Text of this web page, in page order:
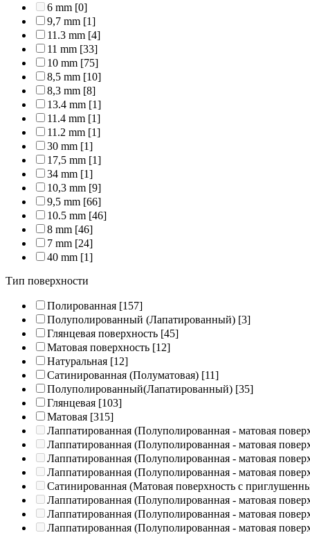
6 mm [0]
9,7 mm [1]
11.3 mm [4]
11 mm [33]
10 mm [75]
8,5 mm [10]
8,3 mm [8]
13.4 mm [1]
11.4 mm [1]
11.2 mm [1]
30 mm [1]
17,5 mm [1]
34 mm [1]
10,3 mm [9]
9,5 mm [66]
10.5 mm [46]
8 mm [46]
7 mm [24]
40 mm [1]
Тип поверхности
Полированная [157]
Полуполированный (Лапатированный) [3]
Глянцевая поверхность [45]
Матовая поверхность [12]
Натуральная [12]
Сатинированная (Полуматовая) [11]
Полуполированный(Лапатированный) [35]
Глянцевая [103]
Матовая [315]
Лаппатированная (Полуполированная - матовая
Лаппатированная (Полуполированная - матовая
Лаппатированная (Полуполированная - матовая
Лаппатированная (Полуполированная - матовая
Сатинированная (Матовая поверхность с
Лаппатированная (Полуполированная - матовая
Лаппатированная (Полуполированная - матовая
Лаппатированная (Полуполированная - матовая